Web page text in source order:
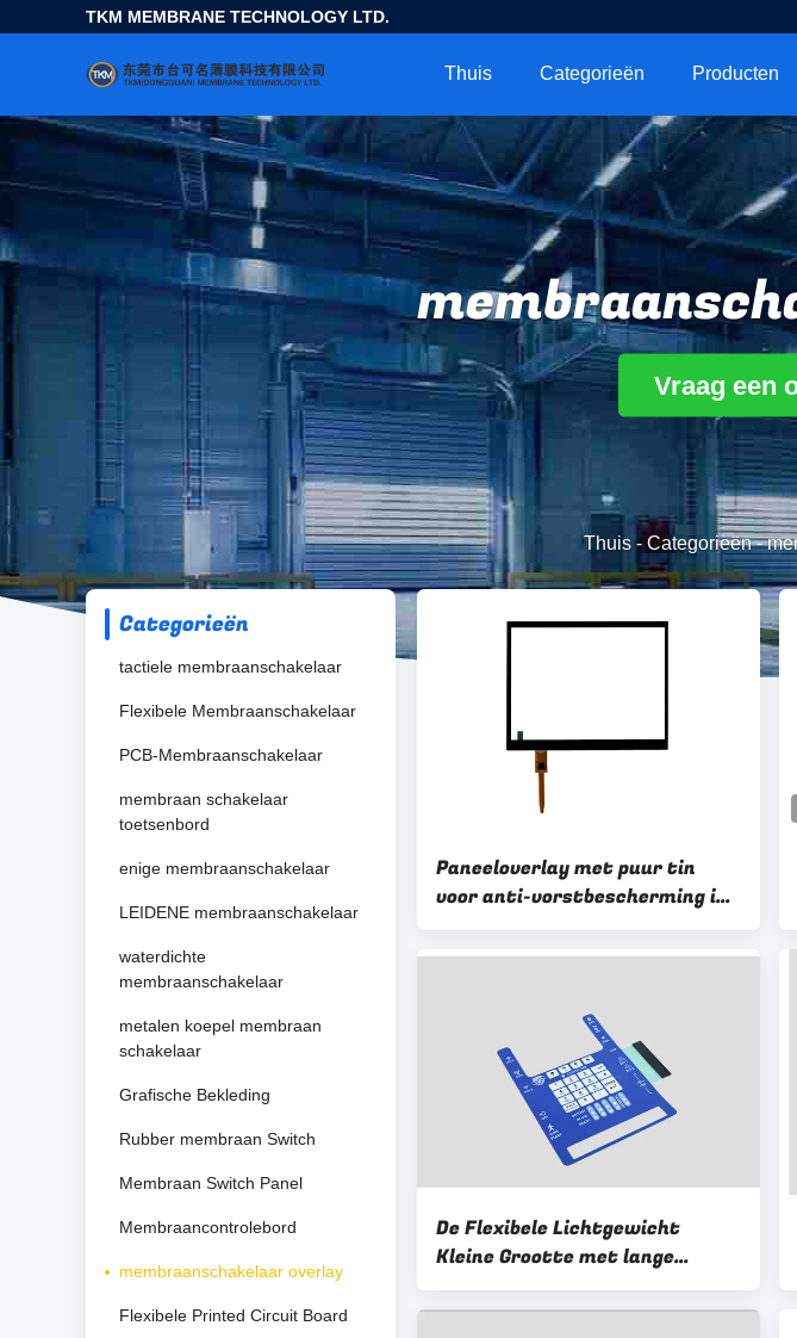
TKM MEMBRANE TECHNOLOGY LTD.
Thuis Categorieën Producten
Vraag een
Thuis - Categorieën-
Categorieën
tactiele membraanschakelaar
Flexibele Membraanschakelaar
PCB-Membraanschakelaar
membraan schakelaar
toetsenbord
enige membraanschakelaar
LEIDENE membraanschakelaar
waterdichte
membraanschakelaar
metalen koepel membraan
schakelaar
Grafische Bekleding
Rubber membraan Switch
Membraan Switch Panel
Membraancontrolebord
membraanschakelaar overlay
Flexibele Printed Circuit Board
Paneeloverlay met puur tin
voor anti-vorstbescherming in
zware omgevingen
De Flexibele Lichtgewicht
Kleine Grootte met lange
levensuur van de
Membraanschakelaar voor Slim